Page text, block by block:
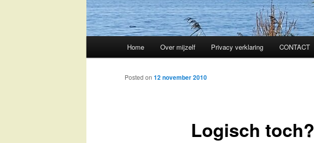
Skip
to
Home Over mijzelf Privacy verklaring CONTACT
Logisch toch?
Posted on 12 november 2010